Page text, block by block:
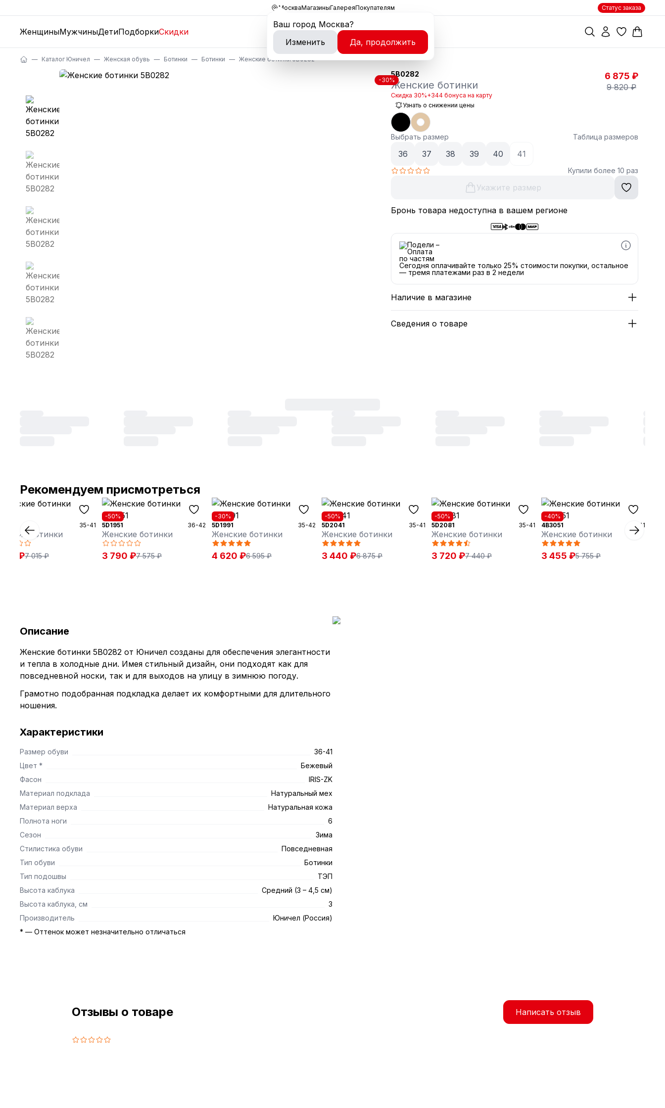
Москва
Ваш город Москва?
Изменить
Да, продолжить
МагазиныГалереяПокупателям Статус заказа
ЖенщиныМужчиныДетиПодборкиСкидки
Каталог Юничел Женская обувь Ботинки Ботинки Женские ботинки 5B0282
-30% 6 875 ₽
9 820 ₽
5B0282
Женские ботинки
Скидка 30%+344 бонуса на карту
Узнать о снижении цены
Выбрать размер Таблица размеров
36 37 38 39 40 41
Купили более 10 раз
Укажите размер
Бронь товара недоступна в вашем регионе
Сегодня оплачивайте только 25% стоимости покупки, остальное
— тремя платежами раз в 2 недели
Наличие в магазине
Сведения о товаре
Рекомендуем присмотреться
35-41
ботинки
₽7 015 ₽
-50%
5D1951
36-42
Женские ботинки
3 790 ₽7 575 ₽
-30%
5D1991
35-42
Женские ботинки
4 620 ₽6 595 ₽
-50%
5D2041
35-41
Женские ботинки
3 440 ₽6 875 ₽
-50%
5D2081
35-41
Женские ботинки
3 720 ₽7 440 ₽
-40%
4B3051
36-41
Женские ботинки
3 455 ₽5 755 ₽
Описание
Женские ботинки 5B0282 от Юничел созданы для обеспечения элегантности
и тепла в холодные дни. Имея стильный дизайн, они подходят как для
повседневной носки, так и для выходов на улицу в зимнюю погоду.
Грамотно подобранная подкладка делает их комфортными для длительного
ношения.
Характеристики
Размер обуви
36-41
Цвет *
Бежевый
Фасон
IRIS-ZK
Материал подклада
Натуральный мех
Материал верха
Натуральная кожа
Полнота ноги
6
Сезон
Зима
Стилистика обуви
Повседневная
Тип обуви
Ботинки
Тип подошвы
ТЭП
Высота каблука
Средний (3 – 4,5 см)
Высота каблука, см
3
Производитель
Юничел (Россия)
* — Оттенок может незначительно отличаться
Отзывы о товаре Написать отзыв